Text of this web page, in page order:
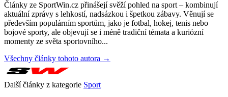
Články ze SportWin.cz přinášejí svěží pohled na sport – kombinují
aktuální zprávy s lehkostí, nadsázkou i špetkou zábavy. Věnují se
především populárním sportům, jako je fotbal, hokej, tenis nebo
bojové sporty, ale objevují se i méně tradiční témata a kuriózní
momenty ze světa sportovního...
Všechny články tohoto autora →
Další články z kategorie Sport